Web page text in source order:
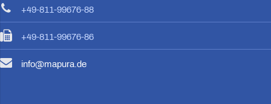
+49-811-99676-88
+49-811-99676-86
info@mapura.de